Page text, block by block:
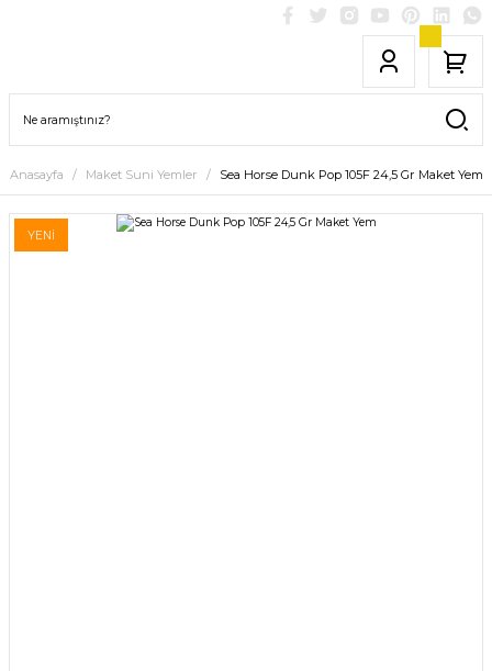
Anasayfa Maket Suni Yemler Sea Horse Dunk Pop 105F 24,5 Gr Maket Yem
YENİ